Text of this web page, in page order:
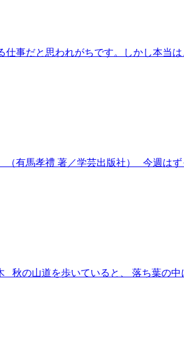
事だと思われがちです。しかし本当
有馬孝禮 著／学芸出版社） 今週は
秋の山道を歩いていると、 落ち葉の